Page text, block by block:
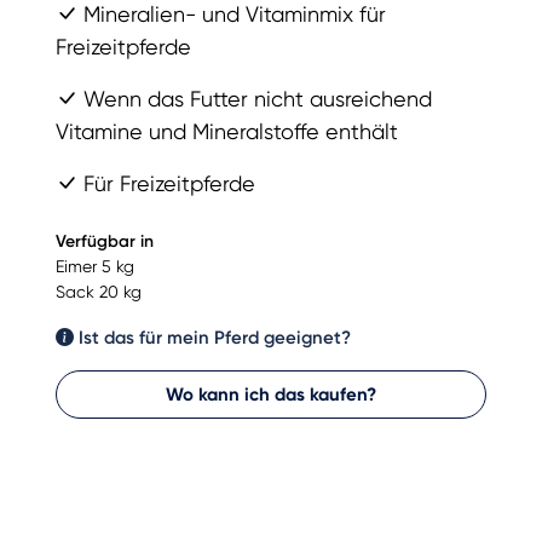
Mineralien- und Vitaminmix für
Freizeitpferde
Wenn das Futter nicht ausreichend
Vitamine und Mineralstoffe enthält
Für Freizeitpferde
Verfügbar in
Eimer 5 kg
Sack 20 kg
Ist das für mein Pferd geeignet?
Wo kann ich das kaufen?